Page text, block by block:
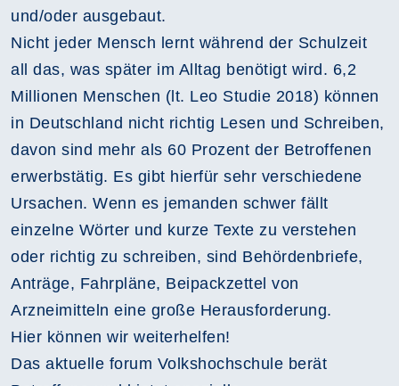
und/oder ausgebaut.
Nicht jeder Mensch lernt während der Schulzeit
all das, was später im Alltag benötigt wird. 6,2
Millionen Menschen (lt. Leo Studie 2018) können
in Deutschland nicht richtig Lesen und Schreiben,
davon sind mehr als 60 Prozent der Betroffenen
erwerbstätig. Es gibt hierfür sehr verschiedene
Ursachen. Wenn es jemanden schwer fällt
einzelne Wörter und kurze Texte zu verstehen
oder richtig zu schreiben, sind Behördenbriefe,
Anträge, Fahrpläne, Beipackzettel von
Arzneimitteln eine große Herausforderung.
Hier können wir weiterhelfen!
Das aktuelle forum Volkshochschule berät